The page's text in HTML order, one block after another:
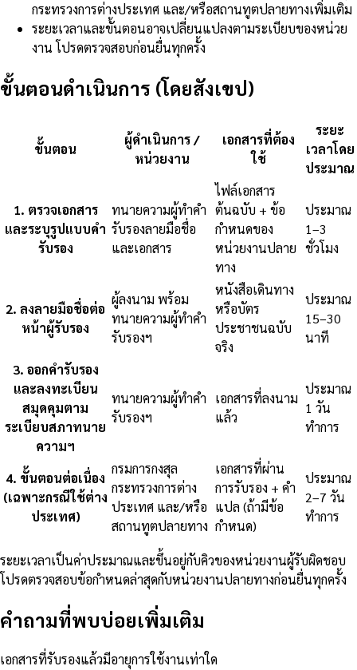
กระทรวงการต่างประเทศ และ/หรือสถานทูตปลายทางเพิ่มเติม
ระยะเวลาและขั้นตอนอาจเปลี่ยนแปลงตามระเบียบของหน่วย
งาน โปรดตรวจสอบก่อนยื่นทุกครั้ง
ขั้นตอนดำเนินการ (โดยสังเขป)
ขั้นตอน
ผู้ดำเนินการ /
หน่วยงาน
เอกสารที่ต้อง
ใช้
ระยะ
เวลาโดย
ประมาณ
1. ตรวจเอกสาร
และระบุรูปแบบคำ
รับรอง
ทนายความผู้ทำคำ
รับรองลายมือชื่อ
และเอกสาร
ไฟล์เอกสาร
ต้นฉบับ + ข้อ
กำหนดของ
หน่วยงานปลาย
ทาง
ประมาณ
1–3
ชั่วโมง
2. ลงลายมือชื่อต่อ
หน้าผู้รับรอง
ผู้ลงนาม พร้อม
ทนายความผู้ทำคำ
รับรองฯ
หนังสือเดินทาง
หรือบัตร
ประชาชนฉบับ
จริง
ประมาณ
15–30
นาที
3. ออกคำรับรอง
และลงทะเบียน
สมุดคุมตาม
ระเบียบสภาทนาย
ความฯ
ทนายความผู้ทำคำ
รับรองฯ
เอกสารที่ลงนาม
แล้ว
ประมาณ
1 วัน
ทำการ
4. ขั้นตอนต่อเนื่อง
(เฉพาะกรณีใช้ต่าง
ประเทศ)
กรมการกงสุล
กระทรวงการต่าง
ประเทศ และ/หรือ
สถานทูตปลายทาง
เอกสารที่ผ่าน
การรับรอง + คำ
แปล (ถ้ามีข้อ
กำหนด)
ประมาณ
2–7 วัน
ทำการ
ระยะเวลาเป็นค่าประมาณและขึ้นอยู่กับคิวของหน่วยงานผู้รับผิดชอบ
โปรดตรวจสอบข้อกำหนดล่าสุดกับหน่วยงานปลายทางก่อนยื่นทุกครั้ง
คำถามที่พบบ่อยเพิ่มเติม
เอกสารที่รับรองแล้วมีอายุการใช้งานเท่าใด